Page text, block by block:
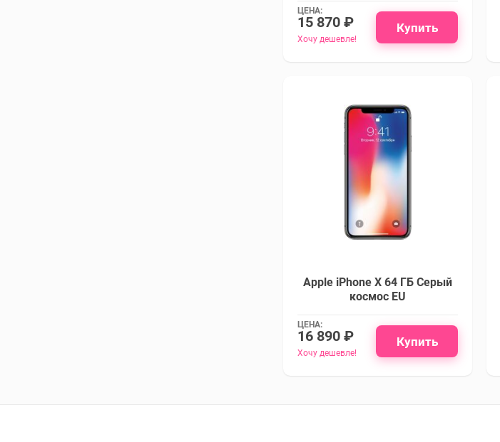
ЦЕНА:
15 870 ₽
Хочу дешевле!
Купить
Apple iPhone X 64 ГБ Серый
космос EU
ЦЕНА:
16 890 ₽
Хочу дешевле!
Купить